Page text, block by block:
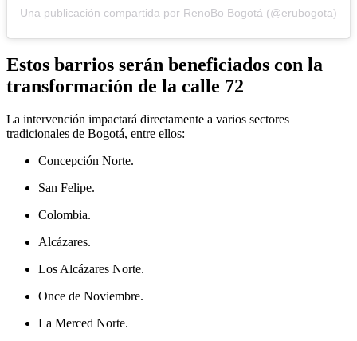
Una publicación compartida por RenoBo Bogotá (@erubogota)
Estos barrios serán beneficiados con la
transformación de la calle 72
La intervención impactará directamente a varios sectores
tradicionales de Bogotá, entre ellos:
Concepción Norte.
San Felipe.
Colombia.
Alcázares.
Los Alcázares Norte.
Once de Noviembre.
La Merced Norte.